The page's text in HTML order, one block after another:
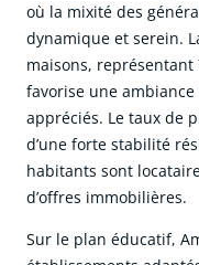
où la mixité des
dynamique et serein.
maisons,
favorise une
appréciés. Le taux de
d’une forte stabilité
habitants sont
d’offres immobilières.
Sur le plan éducatif,